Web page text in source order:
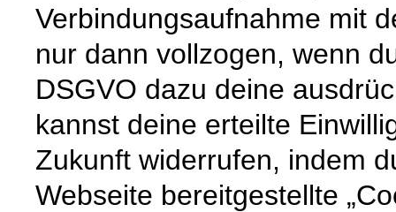
Verbindungsaufnahme mit
nur dann vollzogen, wenn
DSGVO dazu deine
kannst deine erteilte
Zukunft widerrufen, indem
Webseite bereitgestellte